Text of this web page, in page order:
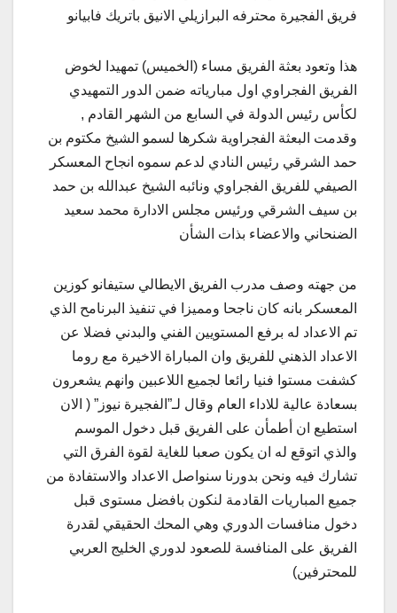
فريق الفجيرة محترفه البرازيلي الانيق باتريك فابيانو
هذا وتعود بعثة الفريق مساء (الخميس) تمهيدا لخوض
الفريق الفجراوي اول مبارياته ضمن الدور التمهيدي
لكأس رئيس الدولة في السابع من الشهر القادم ,
وقدمت البعثة الفجراوية شكرها لسمو الشيخ مكتوم بن
حمد الشرقي رئيس النادي لدعم سموه انجاح المعسكر
الصيفي للفريق الفجراوي ونائبه الشيخ عبدالله بن حمد
بن سيف الشرقي ورئيس مجلس الادارة محمد سعيد
الضنحاني والاعضاء بذات الشأن
من جهته وصف مدرب الفريق الايطالي ستيفانو كوزين
المعسكر بانه كان ناجحا ومميزا في تنفيذ البرنامح الذي
تم الاعداد له برفع المستويين الفني والبدني فضلا عن
الاعداد الذهني للفريق وان المباراة الاخيرة مع روما
كشفت مستوا فنيا رائعا لجميع اللاعبين وانهم يشعرون
بسعادة عالية للاداء العام وقال لـ”الفجيرة نيوز” ( الان
استطيع ان أطمأن على الفريق قبل دخول الموسم
والذي اتوقع له ان يكون صعبا للغاية لقوة الفرق التي
تشارك فيه ونحن بدورنا سنواصل الاعداد والاستفادة من
جميع المباريات القادمة لنكون بافضل مستوى قبل
دخول منافسات الدوري وهي المحك الحقيقي لقدرة
الفريق على المنافسة للصعود لدوري الخليج العربي
للمحترفين)